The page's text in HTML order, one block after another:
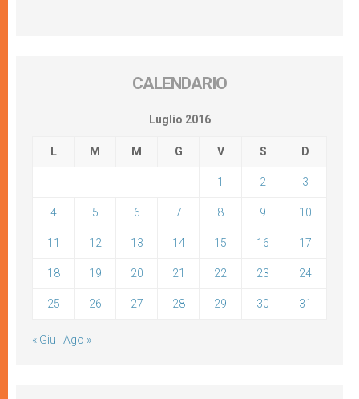
CALENDARIO
Luglio 2016
L M M G V S D
1 2 3
4 5 6 7 8 9 10
11 12 13 14 15 16 17
18 19 20 21 22 23 24
25 26 27 28 29 30 31
« Giu Ago »